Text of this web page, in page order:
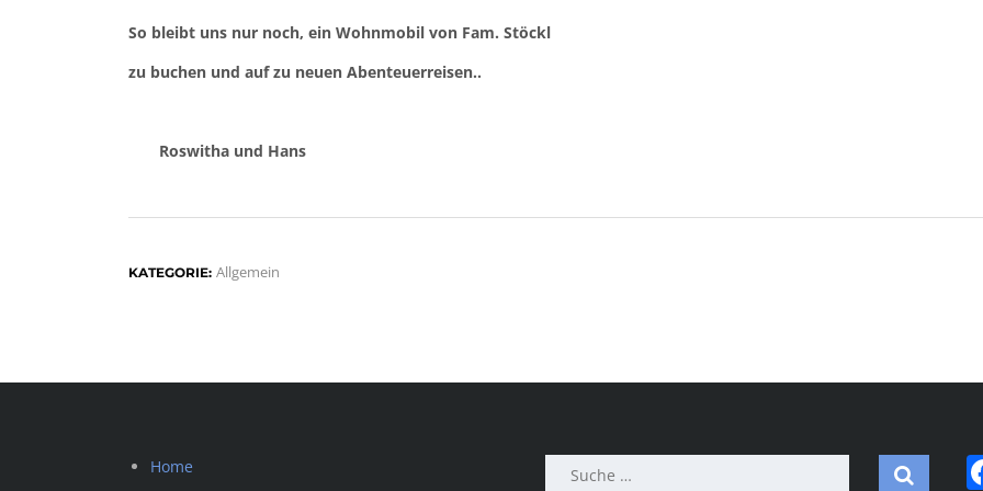
So bleibt uns nur noch, ein Wohnmobil von Fam. Stöckl
zu buchen und auf zu neuen Abenteuerreisen..
Roswitha und Hans
KATEGORIE: Allgemein
Home
Suche